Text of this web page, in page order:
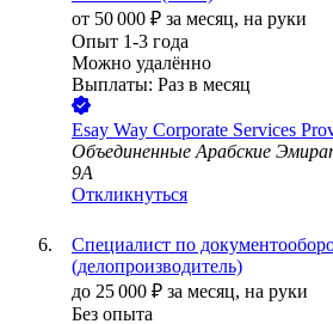
от 50 000 ₽ за месяц, на руки
Опыт 1-3 года
Можно удалённо
Выплаты: Раз в месяц
Esay Way Corporate Services
Объединенные Арабские
9A
Откликнуться
Специалист по
(делопроизводитель)
до 25 000 ₽ за месяц, на руки
Без опыта